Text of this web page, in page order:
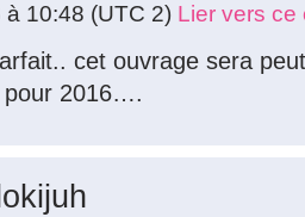
à 10:48 (UTC 2) Lier vers ce
cet ouvrage sera
pour 2016….